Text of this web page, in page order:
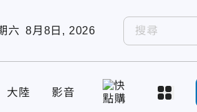
六 8月8日, 2026
大陸 影音